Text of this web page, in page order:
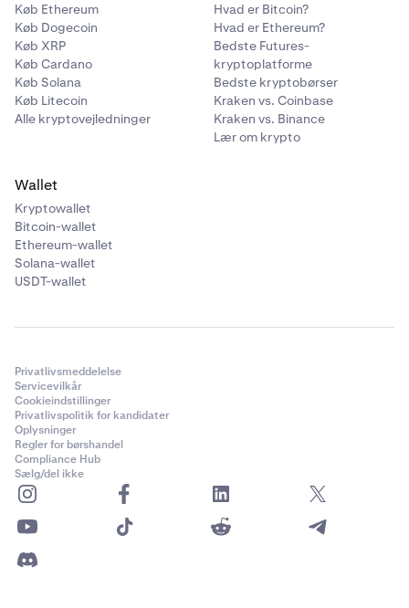
Køb Ethereum
Køb Dogecoin
Køb XRP
Køb Cardano
Køb Solana
Køb Litecoin
Alle kryptovejledninger
Hvad er Bitcoin?
Hvad er Ethereum?
Bedste Futures-
kryptoplatforme
Bedste kryptobørser
Kraken vs. Coinbase
Kraken vs. Binance
Lær om krypto
Wallet
Kryptowallet
Bitcoin-wallet
Ethereum-wallet
Solana-wallet
USDT-wallet
Privatlivsmeddelelse
Servicevilkår
Cookieindstillinger
Privatlivspolitik for kandidater
Oplysninger
Regler for børshandel
Compliance Hub
Sælg/del ikke